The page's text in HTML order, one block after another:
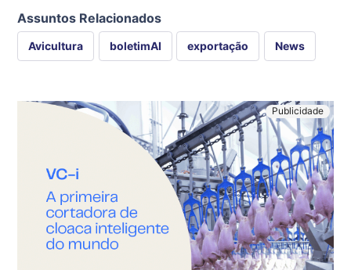
Assuntos Relacionados
Avicultura boletimAI exportação News